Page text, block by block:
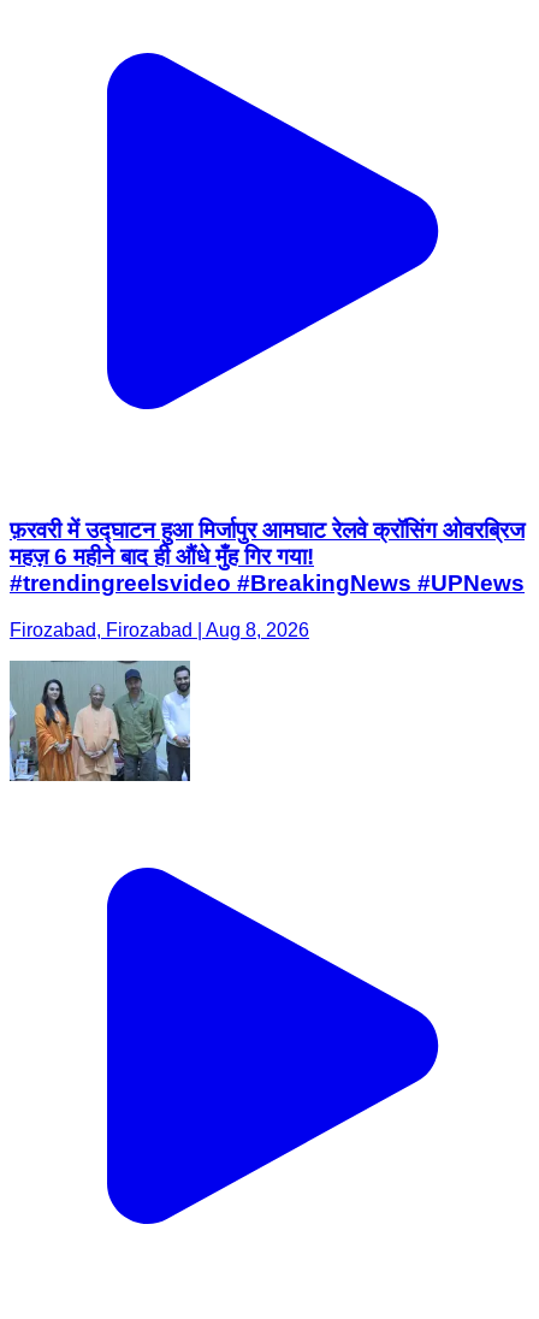
फ़रवरी में उद्घाटन हुआ मिर्जापुर आमघाट रेलवे क्रॉसिंग ओवरब्रिज
महज़ 6 महीने बाद ही औंधे मुँह गिर गया!
#trendingreelsvideo #BreakingNews #UPNews
Firozabad, Firozabad | Aug 8, 2026